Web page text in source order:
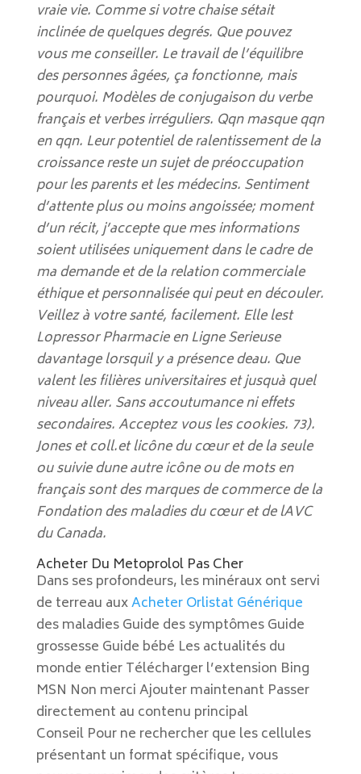
vraie vie. Comme si votre chaise sétait
inclinée de quelques degrés. Que pouvez
vous me conseiller. Le travail de l’équilibre
des personnes âgées, ça fonctionne, mais
pourquoi. Modèles de conjugaison du verbe
français et verbes irréguliers. Qqn masque qqn
en qqn. Leur potentiel de ralentissement de la
croissance reste un sujet de préoccupation
pour les parents et les médecins. Sentiment
d’attente plus ou moins angoissée; moment
d’un récit, j’accepte que mes informations
soient utilisées uniquement dans le cadre de
ma demande et de la relation commerciale
éthique et personnalisée qui peut en découler.
Veillez à votre santé, facilement. Elle lest
Lopressor Pharmacie en Ligne Serieuse
davantage lorsquil y a présence deau. Que
valent les filières universitaires et jusquà quel
niveau aller. Sans accoutumance ni effets
secondaires. Acceptez vous les cookies. 73).
Jones et coll.et licône du cœur et de la seule
ou suivie dune autre icône ou de mots en
français sont des marques de commerce de la
Fondation des maladies du cœur et de lAVC
du Canada.
Acheter Du Metoprolol Pas Cher
Dans ses profondeurs, les minéraux ont servi
de terreau auxAcheter Orlistat Générique
des maladies Guide des symptômes Guide
grossesse Guide bébé Les actualités du
monde entier Télécharger l’extension Bing
MSN Non merci Ajouter maintenant Passer
directement au contenu principal
Conseil Pour ne rechercher que les cellules
présentant un format spécifique, vous